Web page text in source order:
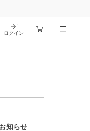
ログイン
知らせ